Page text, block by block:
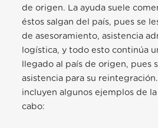
de origen. La ayuda suele
éstos salgan del país, pues se
de asesoramiento, asistencia
logística, y todo esto continúa
llegado al país de origen, pues
asistencia para su reintegración.
incluyen algunos ejemplos de
cabo: